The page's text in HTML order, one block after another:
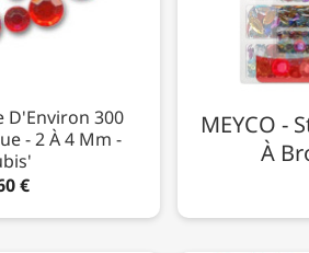
D'Environ 300
- 2 À 4 Mm -
€
MEYCO -
À